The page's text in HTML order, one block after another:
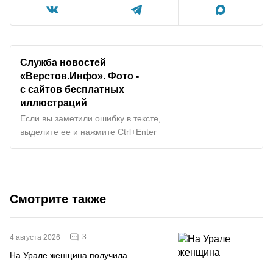
Служба новостей
«Верстов.Инфо». Фото -
с сайтов бесплатных
иллюстраций
Если вы заметили ошибку в тексте,
выделите ее и нажмите Ctrl+Enter
Смотрите также
4 августа 2026 3
На Урале женщина получила